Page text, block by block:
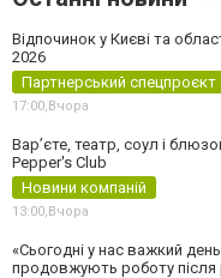
Відпочинок у Києві та
2026
Партнерський спецпроєкт
17:00, Вчора
Вар’єте, театр, соул і
Pepper's Club
Новини компаній
13:00, Вчора
«Сьогодні у нас важкий
продовжують роботу після